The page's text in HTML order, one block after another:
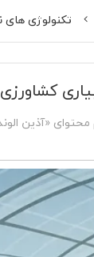
تکنولوژی‌ های
کاهش
«آذین